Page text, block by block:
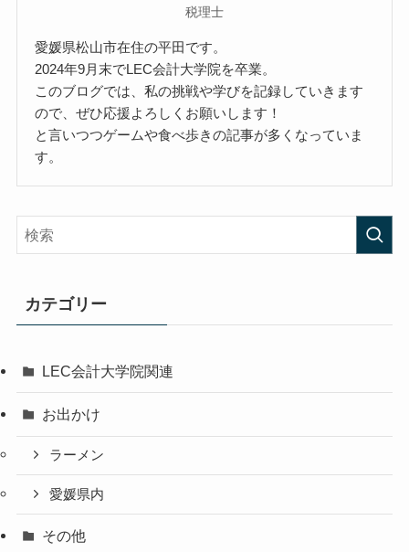
税理士
愛媛県松山市在住の平田です。
2024年9月末でLEC会計大学院を卒業。
このブログでは、私の挑戦や学びを記録していきます
ので、ぜひ応援よろしくお願いします！
と言いつつゲームや食べ歩きの記事が多くなっていま
す。
カテゴリー
LEC会計大学院関連
お出かけ
ラーメン
愛媛県内
その他